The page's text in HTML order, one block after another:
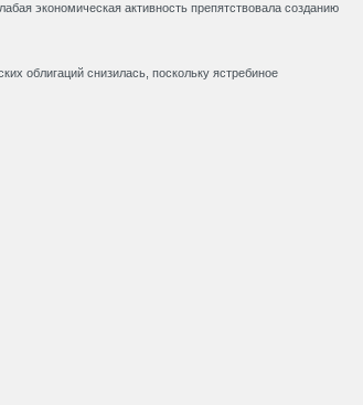
экономическая активность препятствовала созданию
облигаций снизилась, поскольку ястребиное